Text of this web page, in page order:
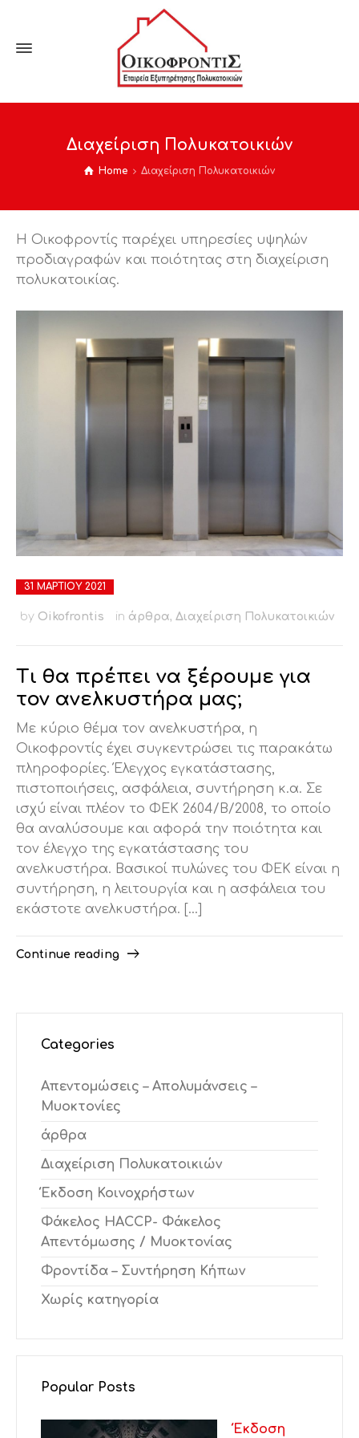
Διαχείριση Πολυκατοικιών
Home Διαχείριση Πολυκατοικιών
Η Οικοφροντίς παρέχει υπηρεσίες υψηλών
προδιαγραφών και ποιότητας στη διαχείριση
πολυκατοικίας.
31 ΜΑΡΤΊΟΥ 2021
by Oikofrontis in άρθρα, Διαχείριση Πολυκατοικιών
Τι θα πρέπει να ξέρουμε για
τον ανελκυστήρα μας;
Με κύριο θέμα τον ανελκυστήρα, η
Οικοφροντίς έχει συγκεντρώσει τις παρακάτω
πληροφορίες. Έλεγχος εγκατάστασης,
πιστοποιήσεις, ασφάλεια, συντήρηση κ.α. Σε
ισχύ είναι πλέον το ΦΕΚ 2604/Β/2008, το οποίο
θα αναλύσουμε και αφορά την ποιότητα και
τον έλεγχο της εγκατάστασης του
ανελκυστήρα. Βασικοί πυλώνες του ΦΕΚ είναι η
συντήρηση, η λειτουργία και η ασφάλεια του
εκάστοτε ανελκυστήρα. […]
Continue reading
Categories
Απεντομώσεις – Απολυμάνσεις –
Μυοκτονίες
άρθρα
Διαχείριση Πολυκατοικιών
Έκδοση Κοινοχρήστων
Φάκελος HACCP- Φάκελος
Απεντόμωσης / Μυοκτονίας
Φροντίδα – Συντήρηση Κήπων
Χωρίς κατηγορία
Popular Posts
Έκδοση